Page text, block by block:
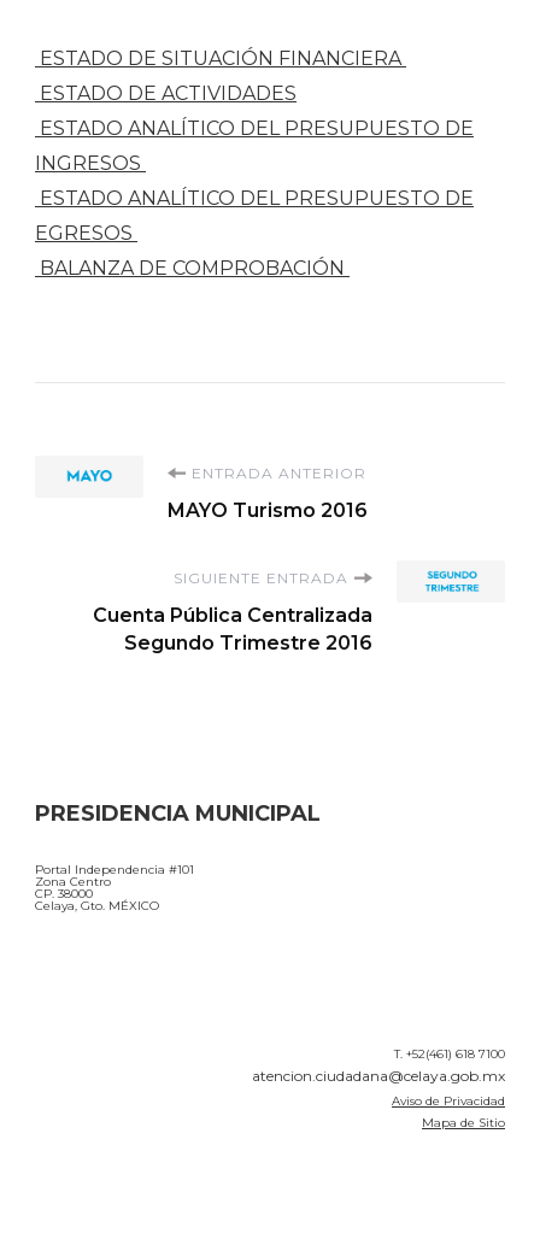
ESTADO DE SITUACIÓN FINANCIERA
ESTADO DE ACTIVIDADES
ESTADO ANALÍTICO DEL PRESUPUESTO DE
INGRESOS
ESTADO ANALÍTICO DEL PRESUPUESTO DE
EGRESOS
BALANZA DE COMPROBACIÓN
Navegación
entradas
ENTRADA ANTERIOR
MAYO Turismo 2016
SIGUIENTE ENTRADA
Cuenta Pública Centralizada
Segundo Trimestre 2016
PRESIDENCIA MUNICIPAL
Portal Independencia #101
Zona Centro
CP. 38000
Celaya, Gto. MÉXICO
T. +52(461) 618 7100
atencion.ciudadana@celaya.gob.mx
Aviso de Privacidad
Mapa de Sitio